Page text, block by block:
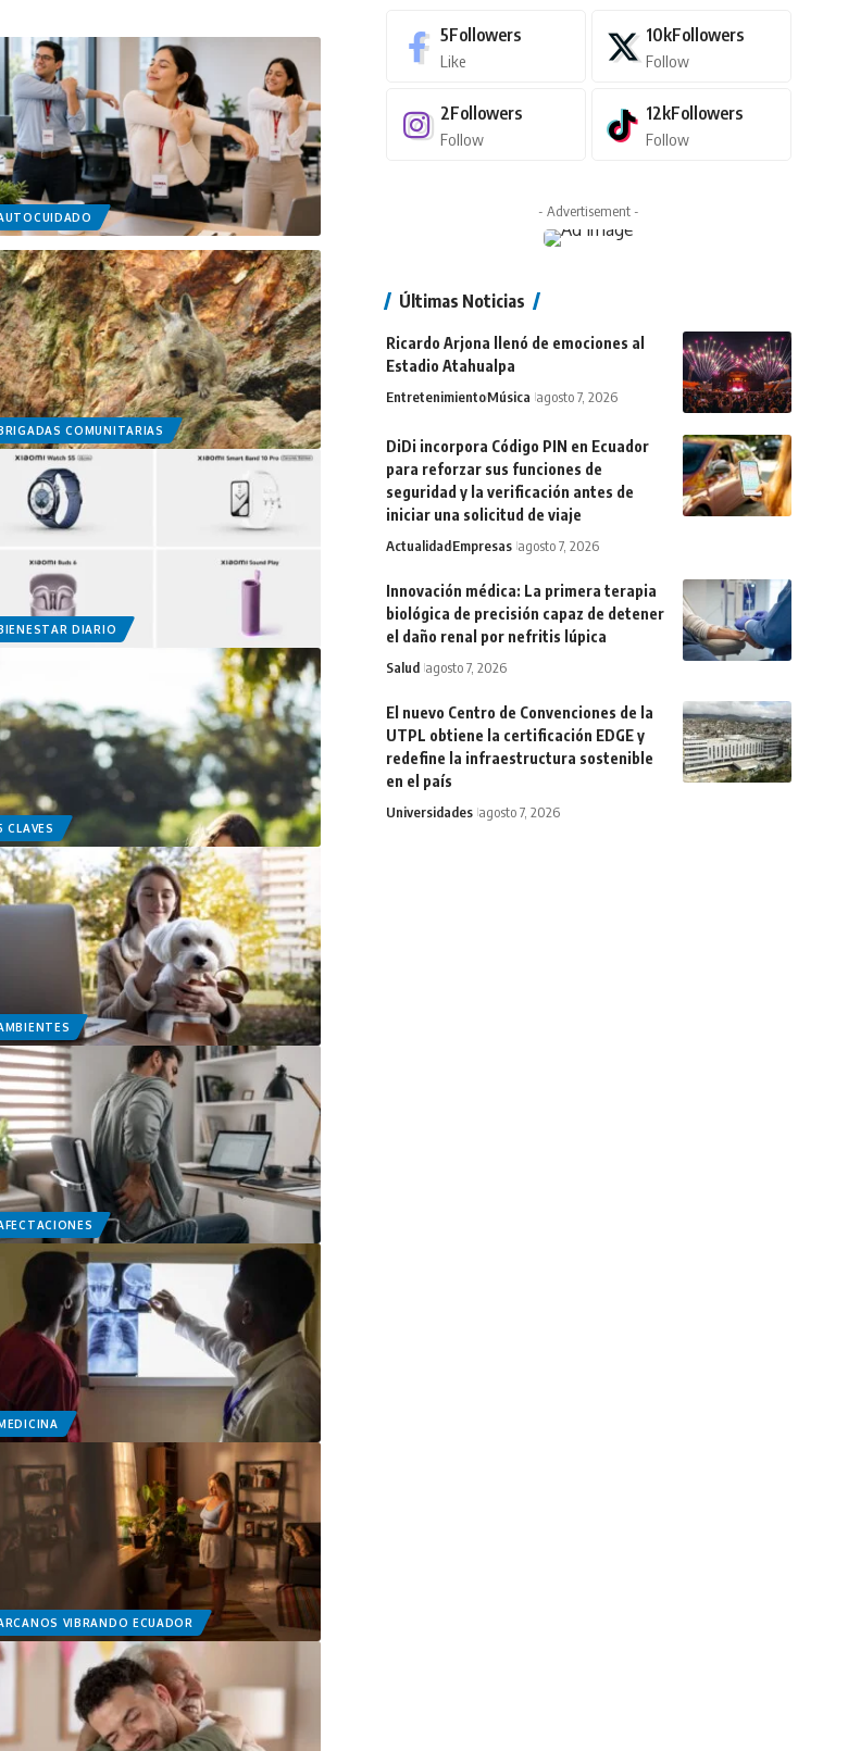
COMUNITARIAS
DIARIO
CLAVES
VIBRANDO ECUADOR
5Followers
Like
10kFollowers
Follow
2Followers
Follow
12kFollowers
Follow
- Advertisement -
Últimas Noticias
Ricardo Arjona llenó de emociones al
Estadio Atahualpa
EntretenimientoMúsica agosto 7, 2026
DiDi incorpora Código PIN en Ecuador
para reforzar sus funciones de
seguridad y la verificación antes de
iniciar una solicitud de viaje
ActualidadEmpresas agosto 7, 2026
Innovación médica: La primera terapia
biológica de precisión capaz de detener
el daño renal por nefritis lúpica
Salud agosto 7, 2026
El nuevo Centro de Convenciones de la
UTPL obtiene la certificación EDGE y
redefine la infraestructura sostenible
en el país
Universidades agosto 7, 2026